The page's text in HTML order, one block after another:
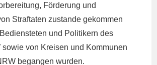
Förderung und
Straftaten zustande gekommen
und Politikern des
sowie von Kreisen und Kommunen
begangen wurden.